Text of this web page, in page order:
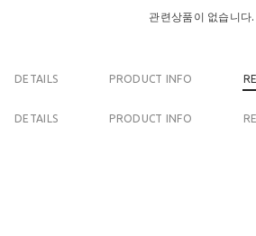
관련상품이 없습니다.
DETAILS PRODUCT INFO
DETAILS PRODUCT INFO